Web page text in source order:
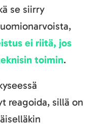
se siirry
ei riitä, jos
toimin.
reagoida, sillä on